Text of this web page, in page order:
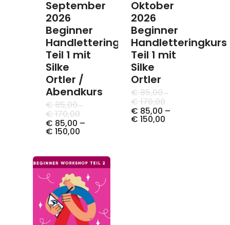
September
2026
Beginner
Handletteringkurs
Teil 1 mit
Silke
Ortler /
Abendkurs
€85,00–
€170,00Ursprünglicher
Preis
€ 170,00
€ 85,00 –
€ 150,00
Aktueller
Oktober
2026
Beginner
Handletteringkurs
Teil 1 mit
Silke
Ortler
€85,00–
€170,00Ursprünglicher
Preis
€ 85,00 –
€ 150,00